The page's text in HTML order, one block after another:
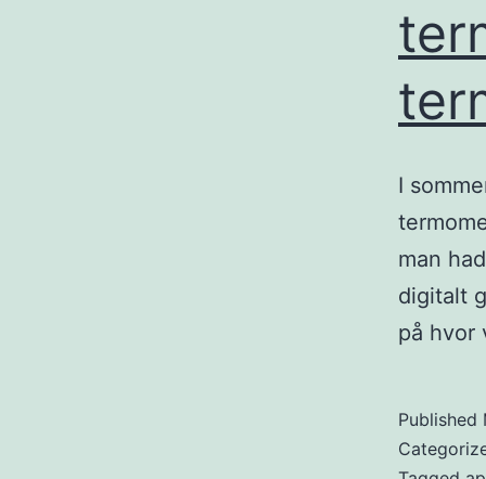
I
man
digitalt
på hvor
Published